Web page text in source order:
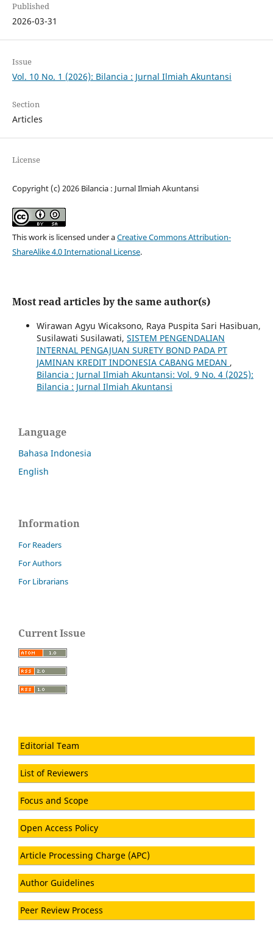
Published
2026-03-31
Issue
Vol. 10 No. 1 (2026): Bilancia : Jurnal Ilmiah Akuntansi
Section
Articles
License
Copyright (c) 2026 Bilancia : Jurnal Ilmiah Akuntansi
This work is licensed under aCreative Commons Attribution-
ShareAlike 4.0 International License.
Most read articles by the same author(s)
Wirawan Agyu Wicaksono, Raya Puspita Sari Hasibuan,
Susilawati Susilawati, SISTEM PENGENDALIAN
INTERNAL PENGAJUAN SURETY BOND PADA PT
JAMINAN KREDIT INDONESIA CABANG MEDAN ,
Bilancia : Jurnal Ilmiah Akuntansi: Vol. 9 No. 4 (2025):
Bilancia : Jurnal Ilmiah Akuntansi
Language
Bahasa Indonesia
English
Information
For Readers
For Authors
For Librarians
Current Issue
Editorial Team
List of Reviewers
Focus and Scope
Open Access Policy
Article Processing Charge (APC)
Author Guidelines
Peer Review Process